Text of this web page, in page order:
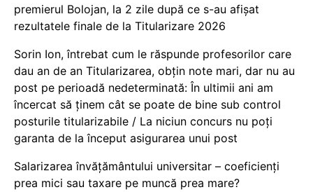
premierul Bolojan, la 2 zile după ce s-au afișat
rezultatele finale de la Titularizare 2026
Sorin Ion, întrebat cum le răspunde profesorilor care
dau an de an Titularizarea, obțin note mari, dar nu au
post pe perioadă nedeterminată: În ultimii ani am
încercat să ținem cât se poate de bine sub control
posturile titularizabile / La niciun concurs nu poți
garanta de la început asigurarea unui post
Salarizarea învățământului universitar – coeficienți
prea mici sau taxare pe muncă prea mare?